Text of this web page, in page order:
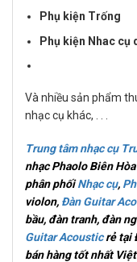
Phụ kiện Trống
Phụ kiện Nhac cụ
Và nhiều sản phẩm
nhạc cụ khác, . . .
Trung tâm nhạc cụ
nhạc Phaolo Biên
phân phốiNhạc cụ,
violon, Đàn Guitar
bầu, đàn tranh, đàn
Guitar Acousticrẻ tại
bán hàng tốt nhất